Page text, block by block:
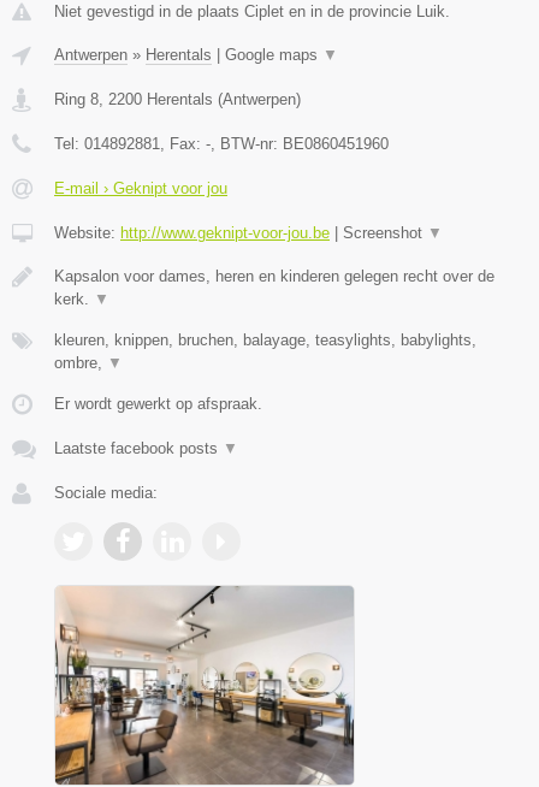
Niet gevestigd in de plaats Ciplet en in de provincie Luik.
Antwerpen » Herentals | Google maps ▼
Ring 8 2200 Herentals (Antwerpen)
Tel: 014892881 , Fax: - , BTW-nr: BE0860451960
E-mail › Geknipt voor jou
Website: http://www.geknipt-voor-jou.be | Screenshot ▼
Kapsalon voor dames, heren en kinderen gelegen recht over de
kerk.
▼
kleuren, knippen, bruchen, balayage, teasylights, babylights,
ombre,
▼
Er wordt gewerkt op afspraak.
Laatste facebook posts ▼
Sociale media: